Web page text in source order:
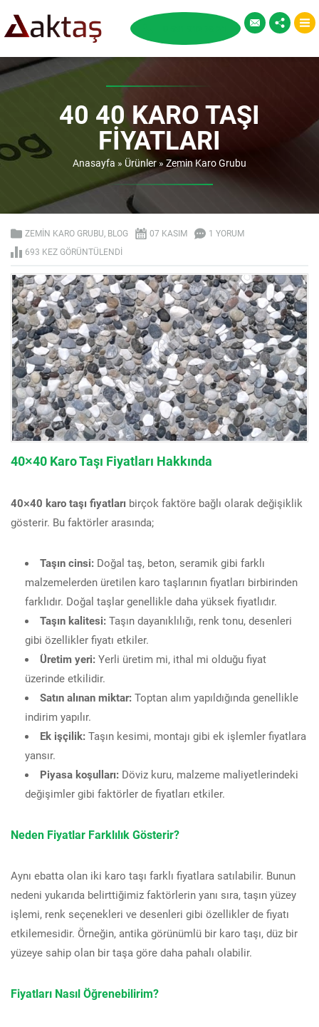
40 40 KARO TAŞI
FIYATLARI
Anasayfa » Ürünler » Zemin Karo Grubu
ZEMIN KARO GRUBU BLOG 07 KASIM
1 YORUM
693 KEZ GÖRÜNTÜLENDI
40×40 Karo Taşı Fiyatları Hakkında
40×40 karo taşı fiyatları birçok faktöre bağlı olarak değişiklik
gösterir. Bu faktörler arasında;
Taşın cinsi: Doğal taş, beton, seramik gibi farklı
malzemelerden üretilen karo taşlarının fiyatları birbirinden
farklıdır. Doğal taşlar genellikle daha yüksek fiyatlıdır.
Taşın kalitesi: Taşın dayanıklılığı, renk tonu, desenleri
gibi özellikler fiyatı etkiler.
Üretim yeri: Yerli üretim mi, ithal mi olduğu fiyat
üzerinde etkilidir.
Satın alınan miktar: Toptan alım yapıldığında genellikle
indirim yapılır.
Ek işçilik: Taşın kesimi, montajı gibi ek işlemler fiyatlara
yansır.
Piyasa koşulları: Döviz kuru, malzeme maliyetlerindeki
değişimler gibi faktörler de fiyatları etkiler.
Neden Fiyatlar Farklılık Gösterir?
Aynı ebatta olan iki karo taşı farklı fiyatlara satılabilir. Bunun
nedeni yukarıda belirttiğimiz faktörlerin yanı sıra, taşın yüzey
işlemi, renk seçenekleri ve desenleri gibi özellikler de fiyatı
etkilemesidir. Örneğin, antika görünümlü bir karo taşı, düz bir
yüzeye sahip olan bir taşa göre daha pahalı olabilir.
Fiyatları Nasıl Öğrenebilirim?